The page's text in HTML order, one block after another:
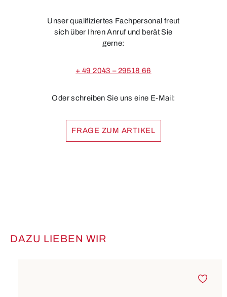
Unser qualifiziertes Fachpersonal freut
sich über Ihren Anruf und berät Sie
gerne:
+ 49 2043 – 29518 66
Oder schreiben Sie uns eine E-Mail:
FRAGE ZUM ARTIKEL
Produktgalerie überspringen
DAZU LIEBEN WIR